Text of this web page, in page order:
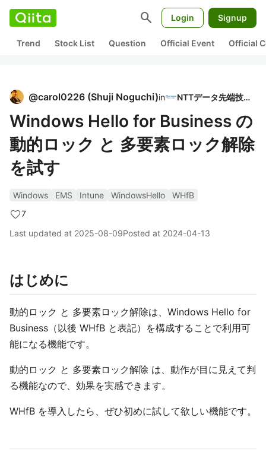
search Login Signup
Trend Stock List Question Official Event Official
@carol0226 (Shuji Noguchi)in NTTデータ先端技術
Windows Hello for Business の
動的ロック と 多要素ロック解除
を試す
Windows EMS Intune WindowsHello
WHfB
7
Last updated at 2025-08-09Posted at 2024-04-13
はじめに
動的ロック と 多要素ロック解除は、Windows Hello for
Business（以後 WHfB と表記）を構成することで利用可
能になる機能です。
動的ロック と 多要素ロック解除 は、動作が目に見えて判
る機能なので、効果を実感できます。
WHfB を導入したら、ぜひ初めに試して欲しい機能です。